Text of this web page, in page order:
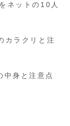
ネットの10人
カラクリと注
中身と注意点